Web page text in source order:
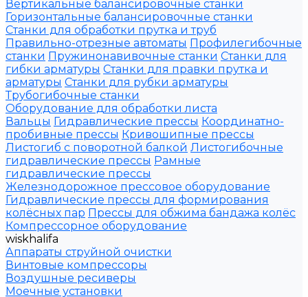
Вертикальные балансировочные станки
Горизонтальные балансировочные станки
Станки для обработки прутка и труб
Правильно-отрезные автоматы Профилегибочные
станки Пружинонавивочные станки Станки для
гибки арматуры Станки для правки прутка и
арматуры Станки для рубки арматуры
Трубогибочные станки
Оборудование для обработки листа
Вальцы Гидравлические прессы Координатно-
пробивные прессы Кривошипные прессы
Листогиб с поворотной балкой Листогибочные
гидравлические прессы Рамные
гидравлические прессы
Железнодорожное прессовое оборудование
Гидравлические прессы для формирования
колёсных пар Прессы для обжима бандажа колёс
Компрессорное оборудование
wiskhalifa
Аппараты струйной очистки
Винтовые компрессоры
Воздушные ресиверы
Моечные установки